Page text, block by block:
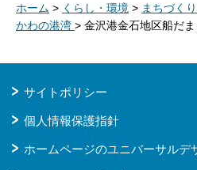
ホーム > くらし・環境 > まちづく
かわの港湾 > 金沢港金石地区船だ
サイトポリシー
個人情報保護指針
ホームページのユニバーサルデ